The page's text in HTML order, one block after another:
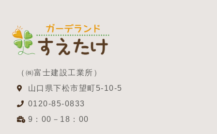
（㈱富士建設工業所）
山口県下松市望町5-10-5
0120-85-0833
9：00－18：00